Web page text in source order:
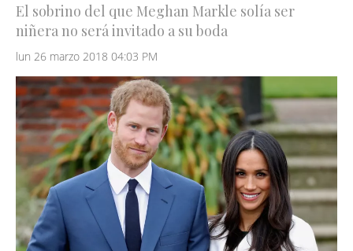
El sobrino del que Meghan Markle solía ser
niñera no será invitado a su boda
lun 26 marzo 2018 04:03 PM